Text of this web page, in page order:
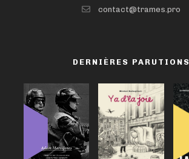
contact@trames.pro
DERNIÈRES PARUTIONS